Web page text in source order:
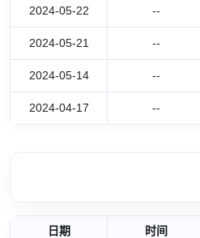
2024-05-22 --
2024-05-21 --
2024-05-14 --
2024-04-17 --
日期 时间